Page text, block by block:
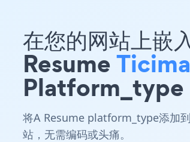
在您的网站上嵌
Resume
Platform_type
将A Resume platform_type添加
站，无需编码或头痛。